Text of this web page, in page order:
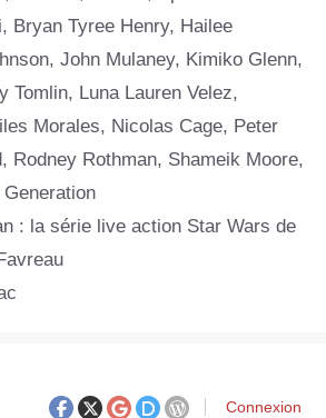
, Bryan Tyree Henry, Hailee
, John Mulaney, Kimiko Glenn,
Tomlin, Luna Lauren Velez,
Morales, Nicolas Cage, Peter
, Rodney Rothman, Shameik Moore,
: la série live action Star Wars de
Connexion